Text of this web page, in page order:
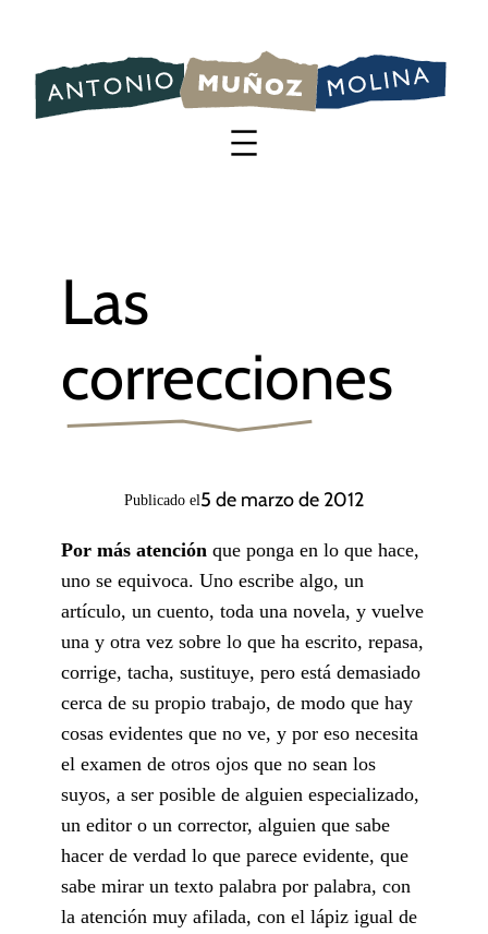
contenido
Las
correcciones
Publicado el5 de marzo de 2012
Por más atención que ponga en lo que hace,
uno se equivoca. Uno escribe algo, un
artículo, un cuento, toda una novela, y vuelve
una y otra vez sobre lo que ha escrito, repasa,
corrige, tacha, sustituye, pero está demasiado
cerca de su propio trabajo, de modo que hay
cosas evidentes que no ve, y por eso necesita
el examen de otros ojos que no sean los
suyos, a ser posible de alguien especializado,
un editor o un corrector, alguien que sabe
hacer de verdad lo que parece evidente, que
sabe mirar un texto palabra por palabra, con
la atención muy afilada, con el lápiz igual de